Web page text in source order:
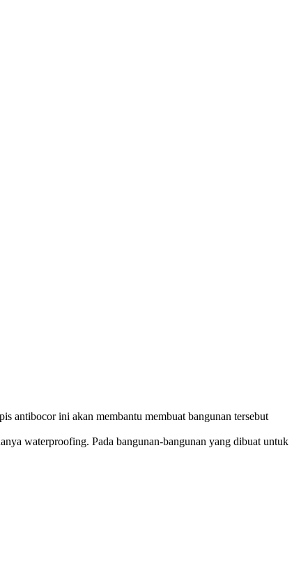
antibocor ini akan membantu membuat bangunan tersebut
waterproofing. Pada bangunan-bangunan yang dibuat untuk